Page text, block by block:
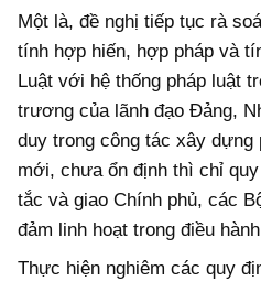
Một là, đề nghị tiếp tục rà
tính hợp hiến, hợp pháp và
Luật với hệ thống pháp luật
trương của lãnh đạo Đảng,
duy trong công tác xây dựng
mới, chưa ổn định thì chỉ
tắc và giao Chính phủ, các
đảm linh hoạt trong điều
Thực hiện nghiêm các quy